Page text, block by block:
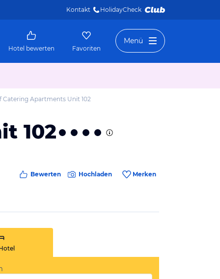
Kontakt HolidayCheck
Hotel bewerten Favoriten
Menü
Catering Apartments Unit 102
102
Bewerten Hochladen Merken